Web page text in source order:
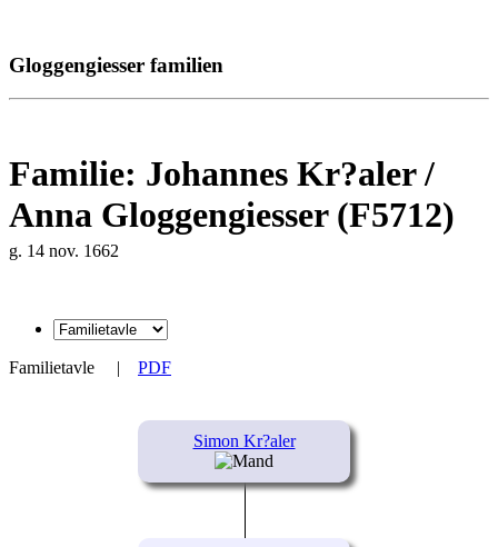
Gloggengiesser familien
Familie: Johannes Kr?aler /
Anna Gloggengiesser (F5712)
g. 14 nov. 1662
Familietavle | PDF
Simon Kr?aler